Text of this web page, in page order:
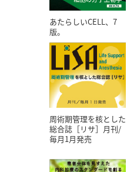
あたらしいCELL、7
版。
周術期管理を核とした
総合誌［リサ］月刊/
毎月1月発売